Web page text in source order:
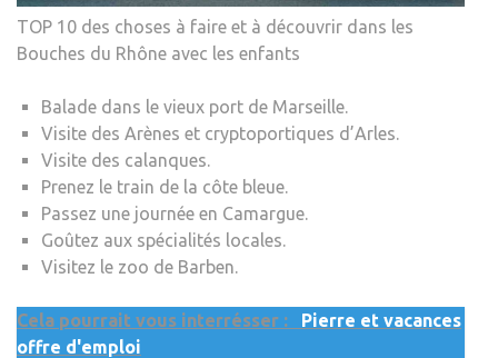
TOP 10 des choses à faire et à découvrir dans les
Bouches du Rhône avec les enfants
Balade dans le vieux port de Marseille.
Visite des Arènes et cryptoportiques d’Arles.
Visite des calanques.
Prenez le train de la côte bleue.
Passez une journée en Camargue.
Goûtez aux spécialités locales.
Visitez le zoo de Barben.
Cela pourrait vous interrésser :
Pierre et vacances
offre d'emploi